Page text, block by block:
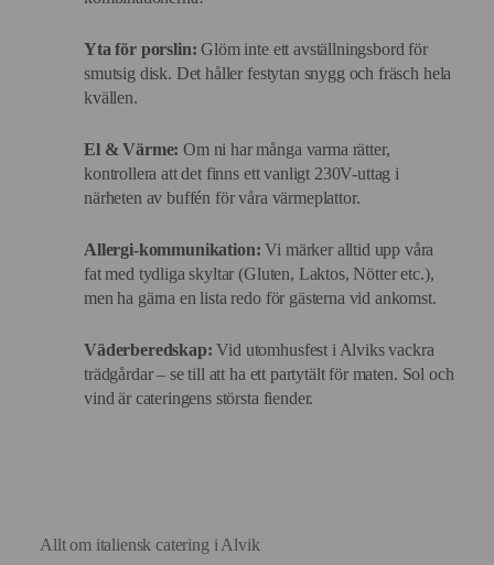
Yta för porslin: Glöm inte ett avställningsbord för
smutsig disk. Det håller festytan snygg och fräsch hela
kvällen.
El & Värme: Om ni har många varma rätter,
kontrollera att det finns ett vanligt 230V-uttag i
närheten av buffén för våra värmeplattor.
Allergi-kommunikation: Vi märker alltid upp våra
fat med tydliga skyltar (Gluten, Laktos, Nötter etc.),
men ha gärna en lista redo för gästerna vid ankomst.
Väderberedskap: Vid utomhusfest i Alviks vackra
trädgårdar – se till att ha ett partytält för maten. Sol och
vind är cateringens största fiender.
Allt om italiensk catering i Alvik